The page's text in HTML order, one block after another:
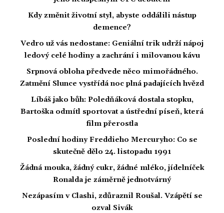
Kdy změnit životní styl, abyste oddálili nástup
demence?
Vedro už vás nedostane: Geniální trik udrží nápoj
ledový celé hodiny a zachrání i milovanou kávu
Srpnová obloha předvede něco mimořádného.
Zatmění Slunce vystřídá noc plná padajících hvězd
Líbáš jako bůh: Poledňáková dostala stopku,
Bartoška odmítl sportovat a ústřední píseň, která
film přerostla
Poslední hodiny Freddieho Mercuryho: Co se
skutečně dělo 24. listopadu 1991
Žádná mouka, žádný cukr, žádné mléko, jídelníček
Ronalda je záměrně jednotvárný
Nezápasím v Clashi, zdůraznil Roušal. Vzápětí se
ozval Sivák